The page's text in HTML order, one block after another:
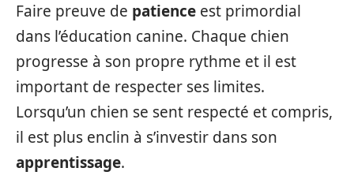
Faire preuve de patience est primordial
dans l’éducation canine. Chaque chien
progresse à son propre rythme et il est
important de respecter ses limites.
Lorsqu’un chien se sent respecté et compris,
il est plus enclin à s’investir dans son
apprentissage.